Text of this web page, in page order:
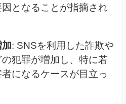
となることが指摘され
: SNSを利用した詐欺や
の犯罪が増加し、特に若
になるケースが目立っ